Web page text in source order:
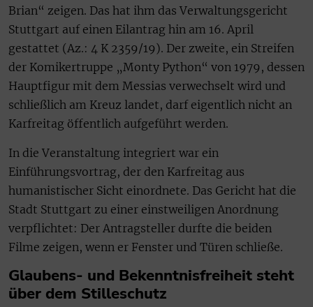
Brian“ zeigen. Das hat ihm das Verwaltungsgericht
Stuttgart auf einen Eilantrag hin am 16. April
gestattet (Az.: 4 K 2359/19). Der zweite, ein Streifen
der Komikertruppe „Monty Python“ von 1979, dessen
Hauptfigur mit dem Messias verwechselt wird und
schließlich am Kreuz landet, darf eigentlich nicht an
Karfreitag öffentlich aufgeführt werden.
In die Veranstaltung integriert war ein
Einführungsvortrag, der den Karfreitag aus
humanistischer Sicht einordnete. Das Gericht hat die
Stadt Stuttgart zu einer einstweiligen Anordnung
verpflichtet: Der Antragsteller durfte die beiden
Filme zeigen, wenn er Fenster und Türen schließe.
Glaubens- und Bekenntnisfreiheit steht
über dem Stilleschutz